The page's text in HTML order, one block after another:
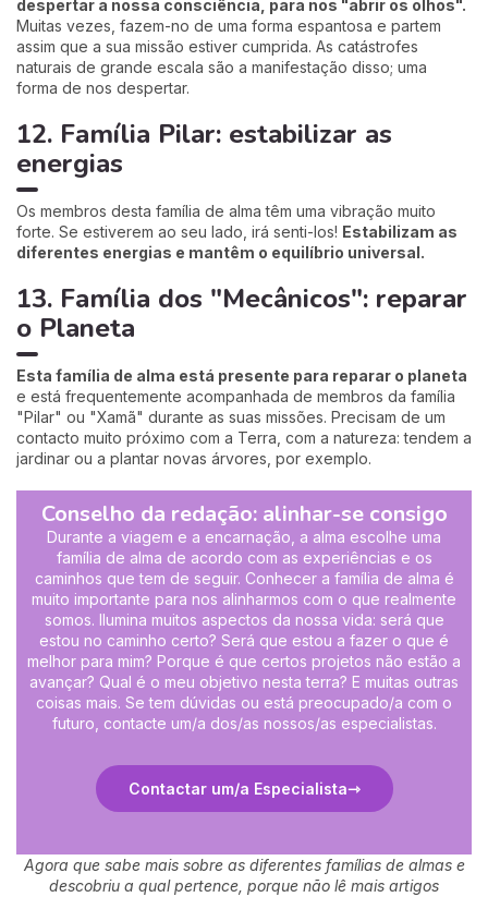
despertar a nossa consciência, para nos "abrir os olhos".
Muitas vezes, fazem-no de uma forma espantosa e partem
assim que a sua missão estiver cumprida. As catástrofes
naturais de grande escala são a manifestação disso; uma
forma de nos despertar.
12. Família Pilar: estabilizar as
energias
Os membros desta família de alma têm uma vibração muito
forte. Se estiverem ao seu lado, irá senti-los! Estabilizam as
diferentes energias e mantêm o equilíbrio universal.
13. Família dos "Mecânicos": reparar
o Planeta
Esta família de alma está presente para reparar o planeta
e está frequentemente acompanhada de membros da família
"Pilar" ou "Xamã" durante as suas missões. Precisam de um
contacto muito próximo com a Terra, com a natureza: tendem a
jardinar ou a plantar novas árvores, por exemplo.
Conselho da redação: alinhar-se consigo
Durante a viagem e a encarnação, a alma escolhe uma
família de alma de acordo com as experiências e os
caminhos que tem de seguir. Conhecer a família de alma é
muito importante para nos alinharmos com o que realmente
somos. Ilumina muitos aspectos da nossa vida: será que
estou no caminho certo? Será que estou a fazer o que é
melhor para mim? Porque é que certos projetos não estão a
avançar? Qual é o meu objetivo nesta terra? E muitas outras
coisas mais. Se tem dúvidas ou está preocupado/a com o
futuro, contacte um/a dos/as nossos/as especialistas.
Contactar um/a Especialista
Agora que sabe mais sobre as diferentes famílias de almas e
descobriu a qual pertence, porque não lê mais artigos